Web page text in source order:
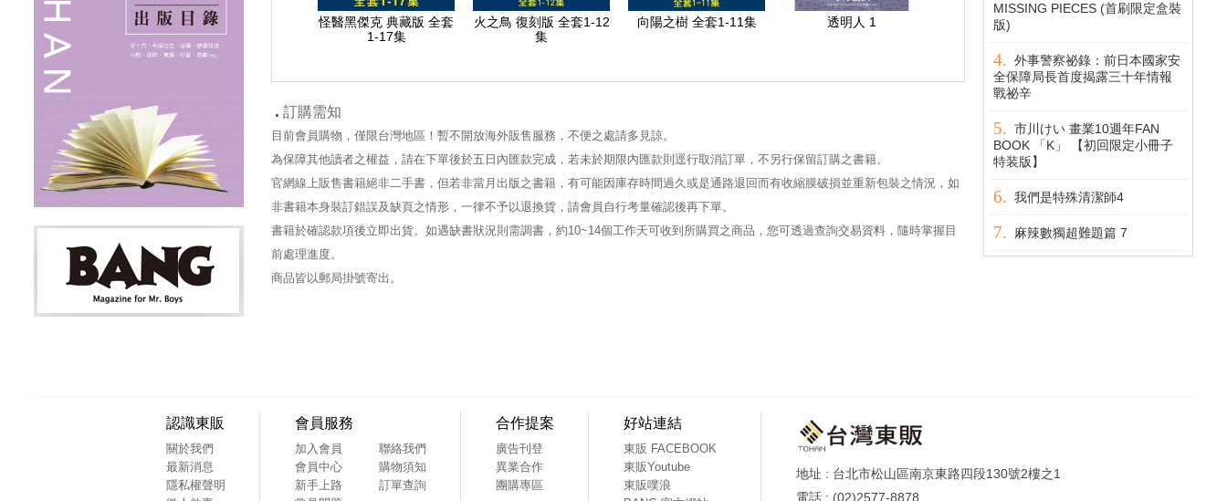
熔岩大使 2 迷幻少女 1
怪醫黑傑克 典藏版 全套
1-17集
火之鳥 復刻版 全套1-12
集
向陽之樹 全套1-11集 透明人 1 原子小金剛 新裝版 1
訂購需知
目前會員購物，僅限台灣地區！暫不開放海外販售服務，不便之處請多見諒。
為保障其他讀者之權益，請在下單後於五日內匯款完成，若未於期限內匯款則逕行取消訂單，不另行保留訂購之書籍。
官網線上販售書籍絕非二手書，但若非當月出版之書籍，有可能因庫存時間過久或是通路退回而有收縮膜破損並重新包裝之情況，如
非書籍本身裝訂錯誤及缺頁之情形，一律不予以退換貨，請會員自行考量確認後再下單。
書籍於確認款項後立即出貨。如遇缺書狀況則需調書，約10~14個工作天可收到所購買之商品，您可透過查詢交易資料，隨時掌握目
前處理進度。
商品皆以郵局掛號寄出。
MISSING PIECES (首刷限定盒裝
版)
外事警察祕錄：前日本國家安
全保障局長首度揭露三十年情報
戰祕辛
市川けい 畫業10週年FAN
BOOK 「K」 【初回限定小冊子
特装版】
我們是特殊清潔師4
麻辣數獨超難題篇 7
認識東販
關於我們
最新消息
隱私權聲明
會員服務
加入會員
會員中心
新手上路
聯絡我們
購物須知
訂單查詢
合作提案
廣告刊登
異業合作
團購專區
好站連結
東販 FACEBOOK
東販Youtube
東販噗浪
台北市松山區南京東路四段130號2樓之1
(02)2577-8878